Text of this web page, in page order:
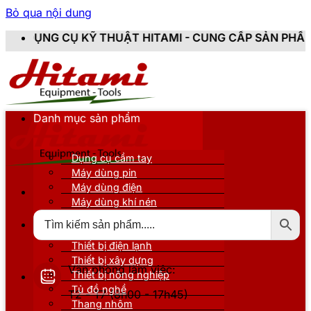
Bỏ qua nội dung
HITAMI - CUNG CẤP SẢN PHẨM CHÍNH HÃNG,
Văn phòng làm việc:
T2 - T7 (8h00 - 17h45)
Danh mục sản phẩm
Dụng cụ cầm tay
Máy dùng pin
Máy dùng điện
Máy dùng khí nén
Thiết bị nâng đỡ
Thiết bị điện lạnh
Thiết bị xây dựng
Thiết bị nông nghiệp
Tủ đồ nghề
Thang nhôm